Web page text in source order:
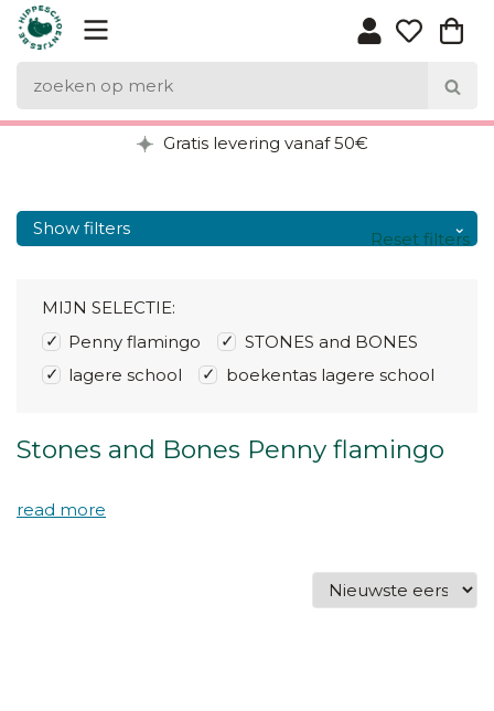
Gratis levering vanaf 50€
Show filters
Stones and Bones Penny flamingo
MIJN SELECTIE:
Penny flamingo
STONES and BONES
lagere school
boekentas lagere school
Reset filters